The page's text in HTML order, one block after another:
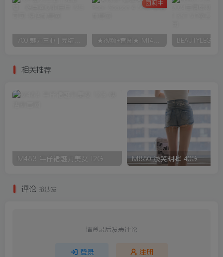
团购中
相关推荐
M483 牛仔裙魅力美女 12G M880 浅笑明眸 40G
评论 抢沙发
请登录后发表评论
登录 注册